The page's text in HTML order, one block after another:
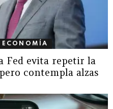
ECONOMÍA
Fed evita repetir la
contempla alzas